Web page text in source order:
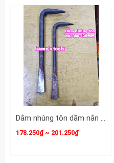
Dằm nhúng tôn dầm nắn tôn xà beng mỏ vịt sửa chữa tạo hình ô tô dài 380mm 420mm Kamytools KMT-33501 KMT-33502
178.250₫ ~ 201.250₫